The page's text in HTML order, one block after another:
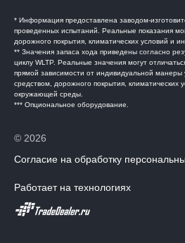
* Информация предоставлена заводом-
проведенных испытаний. Реальные показания
дорожного покрытия, климатических условий и
** Значения запаса хода приведены согласно
циклу WLTP. Реальные значения могут
прямой зависимости от индивидуальной манеры
средством, дорожного покрытия, климатических
окружающей среды.
*** Опциональное оборудование.
© 2026
Согласие на обработку
Работает на технологиях